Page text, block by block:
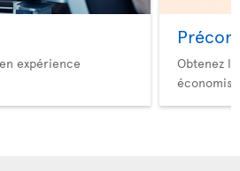
expérience
Obtenez